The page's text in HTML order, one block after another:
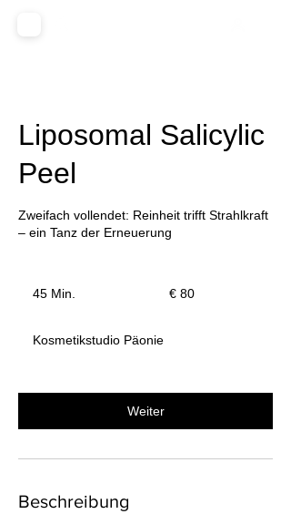
Liposomal Salicylic
Peel
Zweifach vollendet: Reinheit trifft Strahlkraft
– ein Tanz der Erneuerung
45 Min.
i
€ 80
Kosmetikstudio Päonie
Weiter
Beschreibung